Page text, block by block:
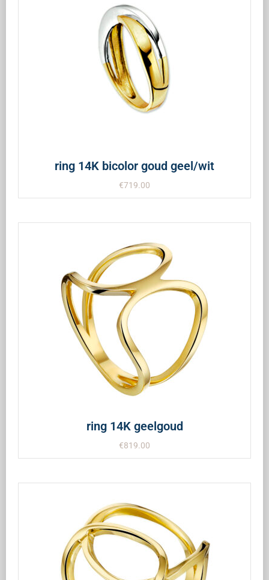
ring 14K bicolor goud geel/wit
€719.00
ring 14K geelgoud
€819.00